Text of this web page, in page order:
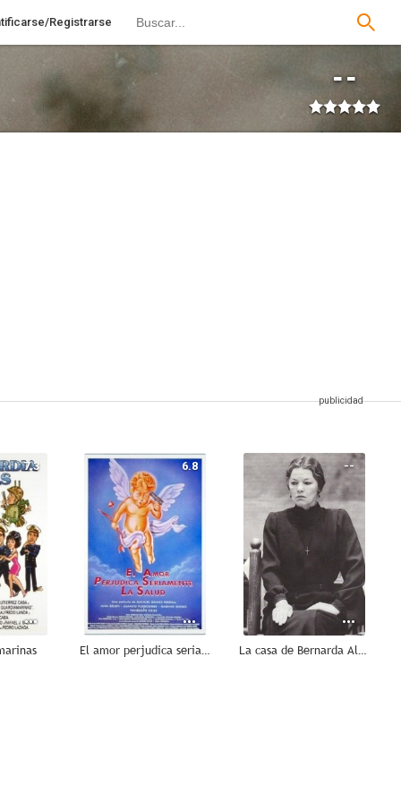
Registrarse
--
7.3 6.8
El amor perjudica seriamente la salud
--
La casa de Bernarda Alba